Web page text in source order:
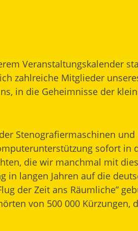
Veranstaltungskalender
zahlreiche Mitglieder
in die Geheimnisse der
Stenografiermaschinen
sofort in
die wir manchmal mit
langen Jahren auf die
der Zeit ans Räumliche”
von 500 000 Kürzungen,